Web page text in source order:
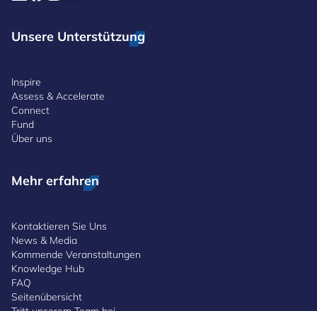
Unsere Unterstützung
Inspire
Assess & Accelerate
Connect
Fund
Über uns
Mehr erfahren
Kontaktieren Sie Uns
News & Media
Kommende Veranstaltungen
Knowledge Hub
FAQ
Seitenübersicht